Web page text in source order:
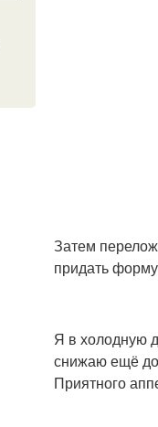
Затем
придать
Я в холодную
снижаю ещё до
Приятного